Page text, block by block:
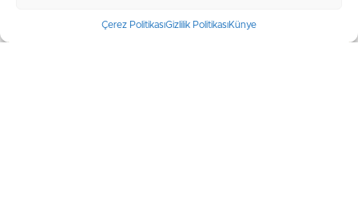
Çerez PolitikasıGizlilik PolitikasıKünye